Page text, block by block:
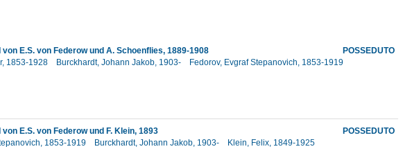
POSSEDUTO
E.S. von Federow und A. Schoenflies, 1889-1908
1853-1928
Burckhardt, Johann Jakob, 1903-
Fedorov, Evgraf Stepanovich, 1853-1919
POSSEDUTO
E.S. von Federow und F. Klein, 1893
1853-1919
Burckhardt, Johann Jakob, 1903-
Klein, Felix, 1849-1925